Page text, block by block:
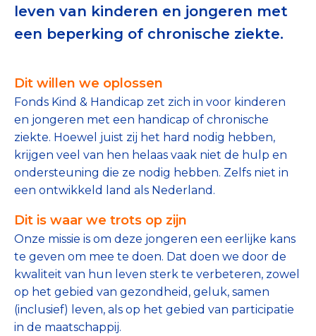
Download de Geef Gerust Checklist
Tips bij doneren: zo geef je veilig
Data & Onderzoek
Betrouwbare data over goede doelen
CBF-publicaties
State of the Sector
Contact & Signalen
Check keurmerk goede doelen
leven van kinderen en jongeren met
een beperking of chronische ziekte.
Dit willen we oplossen
Fonds Kind & Handicap zet zich in voor kinderen
en jongeren met een handicap of chronische
ziekte. Hoewel juist zij het hard nodig hebben,
krijgen veel van hen helaas vaak niet de hulp en
ondersteuning die ze nodig hebben. Zelfs niet in
een ontwikkeld land als Nederland.
Dit is waar we trots op zijn
Onze missie is om deze jongeren een eerlijke kans
te geven om mee te doen. Dat doen we door de
kwaliteit van hun leven sterk te verbeteren, zowel
op het gebied van gezondheid, geluk, samen
(inclusief) leven, als op het gebied van participatie
in de maatschappij.